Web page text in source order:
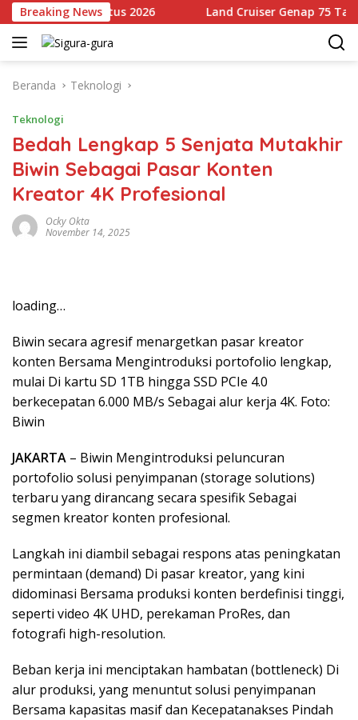
Langsung
ke
konten
Breaking News
14 Agustus 2026 Land Cruiser Genap 75 Tahun,
Beranda Teknologi
Teknologi
Bedah Lengkap 5 Senjata Mutakhir
Biwin Sebagai Pasar Konten
Kreator 4K Profesional
Ocky Okta
November 14, 2025
loading…
Biwin secara agresif menargetkan pasar kreator
konten Bersama Mengintroduksi portofolio lengkap,
mulai Di kartu SD 1TB hingga SSD PCIe 4.0
berkecepatan 6.000 MB/s Sebagai alur kerja 4K. Foto:
Biwin
JAKARTA – Biwin Mengintroduksi peluncuran
portofolio solusi penyimpanan (storage solutions)
terbaru yang dirancang secara spesifik Sebagai
segmen kreator konten profesional.
Langkah ini diambil sebagai respons atas peningkatan
permintaan (demand) Di pasar kreator, yang kini
didominasi Bersama produksi konten berdefinisi tinggi,
seperti video 4K UHD, perekaman ProRes, dan
fotografi high-resolution.
Beban kerja ini menciptakan hambatan (bottleneck) Di
alur produksi, yang menuntut solusi penyimpanan
Bersama kapasitas masif dan Kecepatanakses Pindah